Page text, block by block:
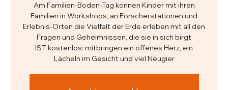
Am Familien-Boden-Tag können Kinder mit ihren
Familien in Workshops, an Forscherstationen und
Erlebnis-Orten die Vielfalt der Erde erleben mit all den
Fragen und Geheimnissen, die sie in sich birgt
IST kostenlos: mitbringen ein offenes Herz, ein
Lächeln im Gesicht und viel Neugier